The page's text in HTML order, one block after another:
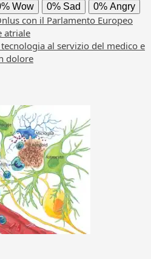
Wow 0% Sad 0% Angry
con il Parlamento Europeo
atriale
al servizio del medico e
dolore